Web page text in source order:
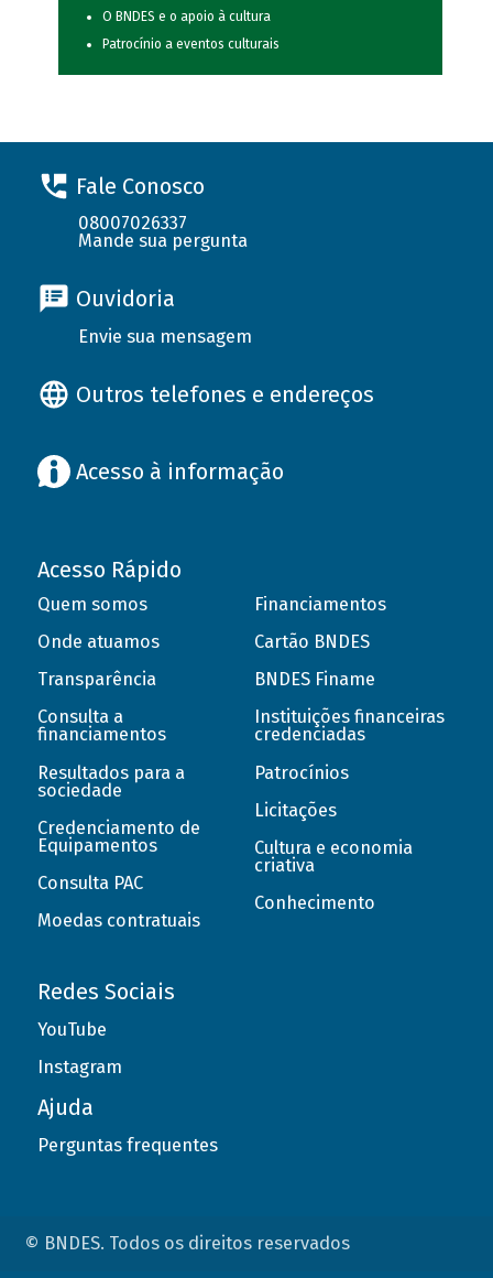
O BNDES e o apoio à cultura
Patrocínio a eventos culturais
Fale Conosco
08007026337
Mande sua pergunta
Ouvidoria
Envie sua mensagem
Outros telefones e endereços
Acesso à informação
Acesso Rápido
Quem somos
Onde atuamos
Transparência
Consulta a
financiamentos
Resultados para a
sociedade
Credenciamento de
Equipamentos
Consulta PAC
Moedas contratuais
Financiamentos
Cartão BNDES
BNDES Finame
Instituições financeiras
credenciadas
Patrocínios
Licitações
Cultura e economia
criativa
Conhecimento
Redes Sociais
YouTube
Instagram
Ajuda
Perguntas frequentes
© BNDES. Todos os direitos reservados